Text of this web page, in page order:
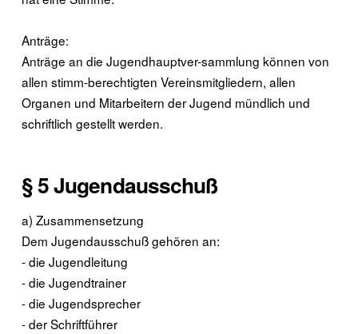
Anträge:
Anträge an die Jugendhauptver-sammlung können von
allen stimm-berechtigten Vereinsmitgliedern, allen
Organen und Mitarbeitern der Jugend mündlich und
schriftlich gestellt werden.
§ 5 Jugendausschuß
a) Zusammensetzung
Dem Jugendausschuß gehören an:
- die Jugendleitung
- die Jugendtrainer
- die Jugendsprecher
- der Schriftführer